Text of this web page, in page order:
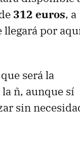
312 euros, a
llegará por
será la
ñ, aunque sí
sin